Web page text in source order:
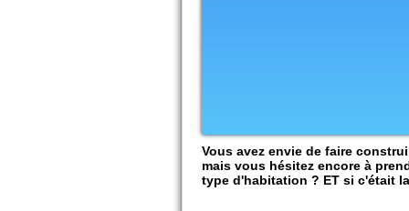
Vous avez envie de faire
mais vous hésitez encore à
type d'habitation ? ET si c'était